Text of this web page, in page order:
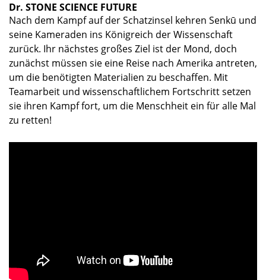
Dr. STONE SCIENCE FUTURE
Nach dem Kampf auf der Schatzinsel kehren Senkū und
seine Kameraden ins Königreich der Wissenschaft
zurück. Ihr nächstes großes Ziel ist der Mond, doch
zunächst müssen sie eine Reise nach Amerika antreten,
um die benötigten Materialien zu beschaffen. Mit
Teamarbeit und wissenschaftlichem Fortschritt setzen
sie ihren Kampf fort, um die Menschheit ein für alle Mal
zu retten!